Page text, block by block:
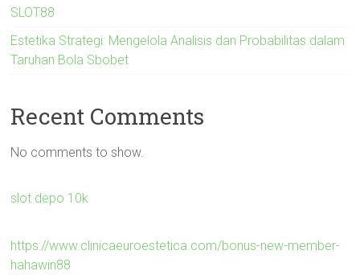
SLOT88
Estetika Strategi: Mengelola Analisis dan Probabilitas dalam
Taruhan Bola Sbobet
Recent Comments
No comments to show.
slot depo 10k
https://www.clinicaeuroestetica.com/bonus-new-member-
hahawin88